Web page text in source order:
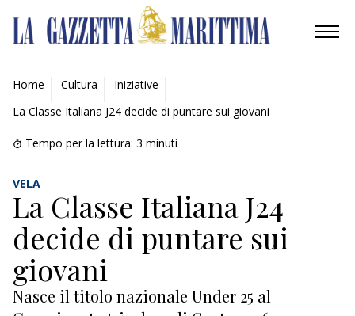
AMBIENTE
MOBILITÀ
INDUSTRIA
RICERCA
ECONOMIA
TURISMO
CULTURA
Home Cultura
Iniziative
La Classe Italiana J24 decide di puntare sui giovani
Tempo per la lettura: 3 minuti
VELA
La Classe Italiana J24
decide di puntare sui
giovani
Nasce il titolo nazionale Under 25 al